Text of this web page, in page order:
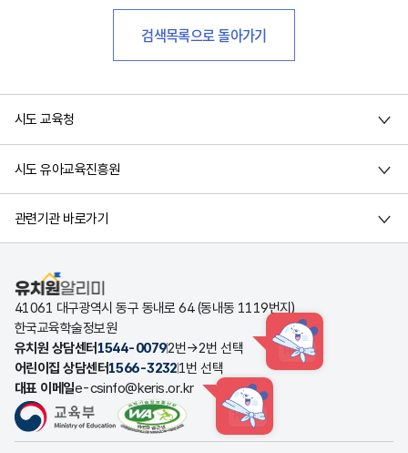
검색목록으로 돌아가기
시도 교육청
시도 유아교육진흥원
관련기관 바로가기
유치원알리미
41061 대구광역시 동구 동내로 64 (동내동 1119번지)
한국교육학술정보원
유치원 상담센터 1544-00792번→2번 선택 HINT
어린이집 상담센터1566-32321번 선택
대표 이메일e-csinfo@keris.or.kr
HINT